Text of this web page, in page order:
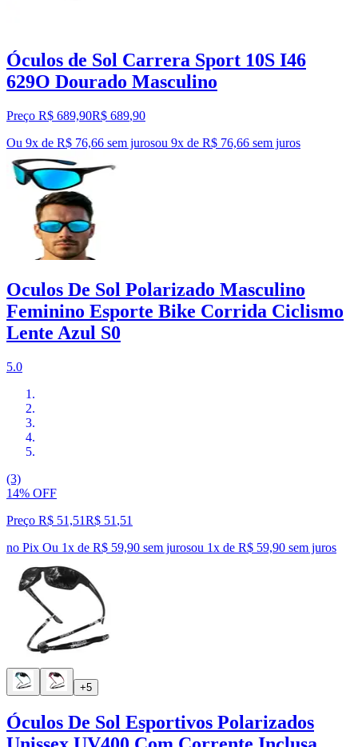
Óculos de Sol Carrera Sport 10S I46
629O Dourado Masculino
Preço R$ 689,90R$ 689,90
Ou 9x de R$ 76,66 sem jurosou 9x de R$ 76,66 sem juros
Oculos De Sol Polarizado Masculino
Feminino Esporte Bike Corrida Ciclismo
Lente Azul S0
5.0
(3)
14% OFF
Preço R$ 51,51R$ 51 ,51
no Pix Ou 1x de R$ 59,90 sem jurosou 1x de R$ 59,90 sem juros
+5
Óculos De Sol Esportivos Polarizados